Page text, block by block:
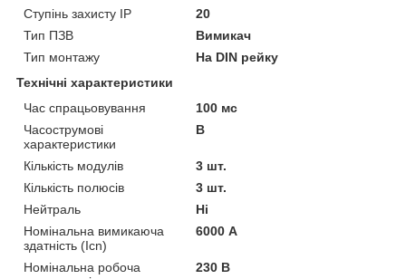
Ступінь захисту IP
20
Тип ПЗВ
Вимикач
Тип монтажу
На DIN рейку
Технічні характеристики
Час спрацьовування
100 мс
Часострумові
характеристики
B
Кількість модулів
3 шт.
Кількість полюсів
3 шт.
Нейтраль
Ні
Номінальна вимикаюча
здатність (Icn)
6000 А
Номінальна робоча
230 В